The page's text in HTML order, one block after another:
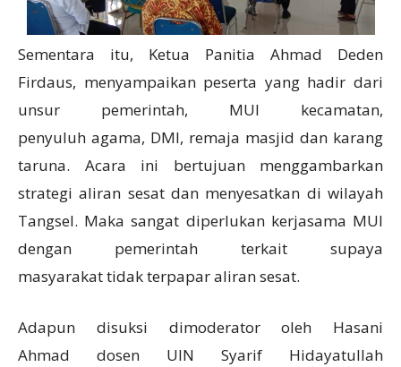
Sementara itu, Ketua Panitia Ahmad Deden
Firdaus, menyampaikan peserta yang hadir dari
unsur pemerintah, MUI kecamatan,
penyuluh agama, DMI, remaja masjid dan karang
taruna. Acara ini bertujuan menggambarkan
strategi aliran sesat dan menyesatkan di wilayah
Tangsel. Maka sangat diperlukan kerjasama MUI
dengan pemerintah terkait supaya
masyarakat tidak terpapar aliran sesat.
Adapun disuksi dimoderator oleh Hasani
Ahmad dosen UIN Syarif Hidayatullah